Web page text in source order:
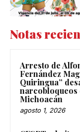
Notas
Arresto de
Fernández
Quiringua”
narcobloqueos
Michoacán
agosto 1, 2026